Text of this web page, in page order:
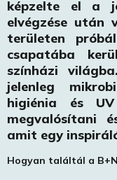
képzelte el a
elvégzése után
területen
csapatába
színházi
jelenleg
higiénia és
megvalósítani
amit egy
Hogyan találtál a